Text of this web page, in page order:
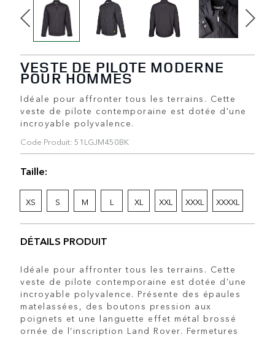
VESTE DE PILOTE MODERNE
POUR HOMMES
Idéale pour affronter tous les terrains. Cette
veste de pilote contemporaine est dotée d'une
incroyable polyvalence.
Code Produit: 51LGJM450BK
Taille:
XS S M L XL XXL XXXL XXXXL
DÉTAILS PRODUIT
Idéale pour affronter tous les terrains. Cette
veste de pilote contemporaine est dotée d'une
incroyable polyvalence. Présente des épaules
matelassées, des boutons pression aux
poignets et une languette effet métal brossé
ornée de l’inscription Land Rover. Fermetures